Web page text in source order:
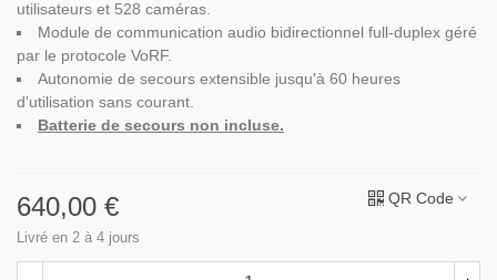
utilisateurs et 528 caméras.
Module de communication audio bidirectionnel full-duplex géré
par le protocole VoRF.
Autonomie de secours extensible jusqu'à 60 heures
d'utilisation sans courant.
Batterie de secours non incluse.
640,00 €
Livré en 2 à 4 jours
QR Code